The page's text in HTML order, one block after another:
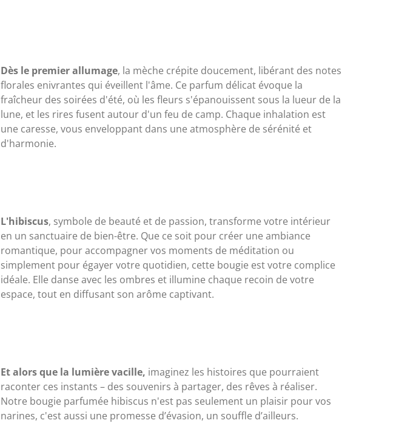
Dès le premier allumage, la mèche crépite doucement, libérant des notes
florales enivrantes qui éveillent l'âme. Ce parfum délicat évoque la
fraîcheur des soirées d'été, où les fleurs s'épanouissent sous la lueur de la
lune, et les rires fusent autour d'un feu de camp. Chaque inhalation est
une caresse, vous enveloppant dans une atmosphère de sérénité et
d'harmonie.
L'hibiscus, symbole de beauté et de passion, transforme votre intérieur
en un sanctuaire de bien-être. Que ce soit pour créer une ambiance
romantique, pour accompagner vos moments de méditation ou
simplement pour égayer votre quotidien, cette bougie est votre complice
idéale. Elle danse avec les ombres et illumine chaque recoin de votre
espace, tout en diffusant son arôme captivant.
Et alors que la lumière vacille, imaginez les histoires que pourraient
raconter ces instants – des souvenirs à partager, des rêves à réaliser.
Notre bougie parfumée hibiscus n'est pas seulement un plaisir pour vos
narines, c'est aussi une promesse d’évasion, un souffle d’ailleurs.